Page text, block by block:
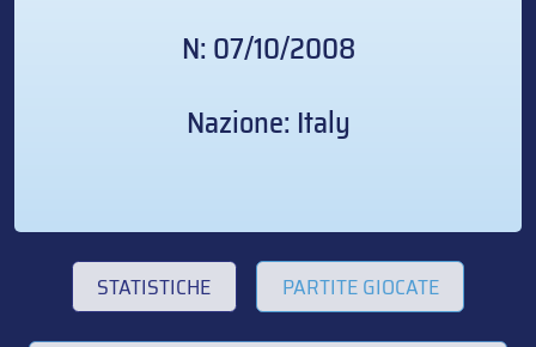
N: 07/10/2008
Nazione: Italy
STATISTICHE PARTITE GIOCATE